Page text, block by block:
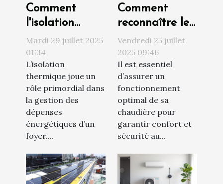
Comment
l'isolation
thermique
contribue-t-elle
à réduire votre
facture
énergétique ?
Mardi 29 juillet 2025
01:34
L’isolation
thermique joue un
rôle primordial dans
la gestion des
dépenses
énergétiques d’un
foyer....
Comment
reconnaître les
signes d'une
chaudière
nécessitant un
entretien
urgent ?
Vendredi 25 juillet
2025 09:46
Il est essentiel
d’assurer un
fonctionnement
optimal de sa
chaudière pour
garantir confort et
sécurité au...